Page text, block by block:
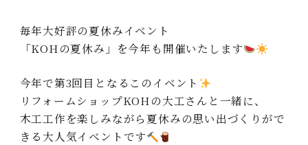
毎年大好評の夏休みイベント
「KOHの夏休み」を今年も開催いたします
今年で第3回目となるこのイベント
リフォームショップKOHの大工さんと一緒に、
木工工作を楽しみながら夏休みの思い出づくりがで
きる大人気イベントです